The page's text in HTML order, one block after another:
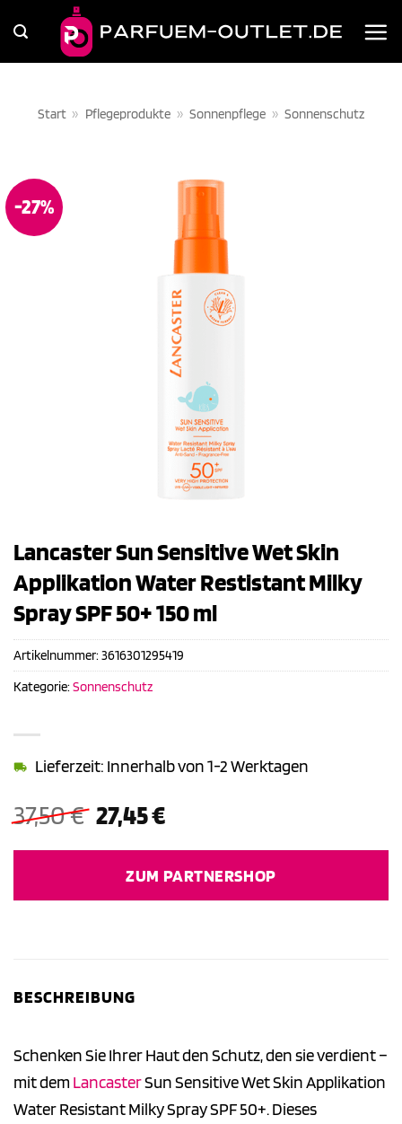
Inhalt
springen
Start » Pflegeprodukte » Sonnenpflege » Sonnenschutz
-27%
Lancaster Sun Sensitive Wet Skin
Applikation Water Restistant Milky
Spray SPF 50+ 150 ml
37,50€ Ursprünglicher
war:
37,50 €
27,45€Aktueller
ist:
27,45 €.
Lieferzeit: Innerhalb von 1-2 Werktagen
ZUM PARTNERSHOP
Artikelnummer: 3616301295419
Kategorie: Sonnenschutz
BESCHREIBUNG
Schenken Sie Ihrer Haut den Schutz, den sie verdient –
mit dem LancasterSun Sensitive Wet Skin Applikation
Water Resistant Milky Spray SPF 50+. Dieses